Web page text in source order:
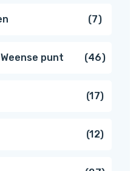
77
punt 4646
1717
1212